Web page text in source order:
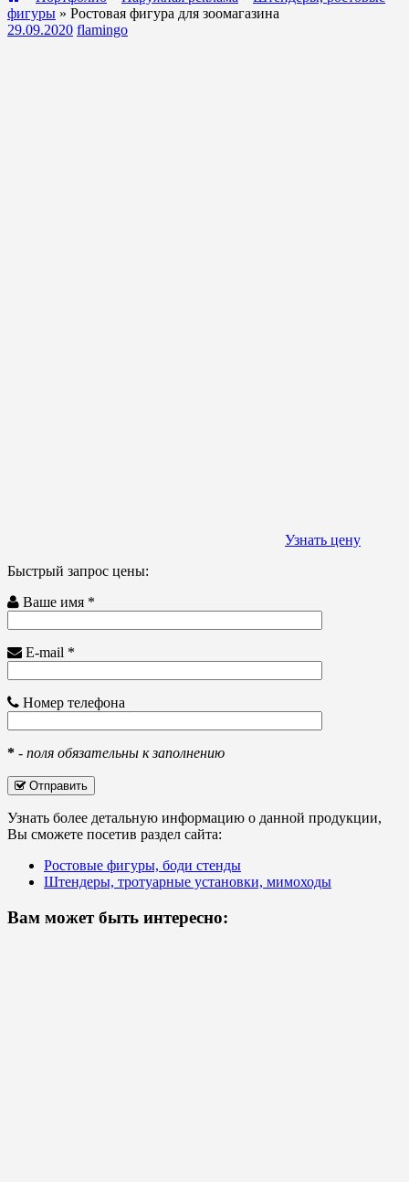
фигуры » Ростовая фигура для зоомагазина
29.09.2020 flamingo
Узнать цену
Быстрый запрос цены:
Ваше имя *
E-mail *
Номер телефона
* - поля обязательны к заполнению
Отправить
Узнать более детальную информацию о данной продукции,
Вы сможете посетив раздел сайта:
Ростовые фигуры, боди стенды
Штендеры, тротуарные установки, мимоходы
Вам может быть интересно: